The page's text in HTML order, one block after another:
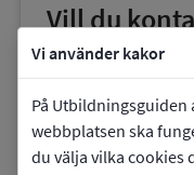
Vi använder kakor
På
webbplatsen ska
du välja vilka cookies
Vill du
phoneTelefon:0591-
E-post:
link Webbplats: